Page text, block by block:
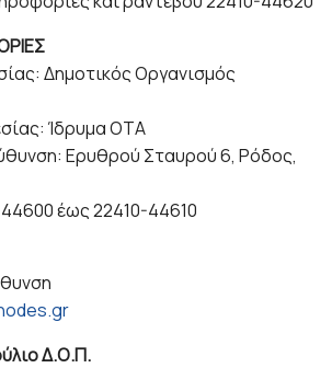
Δημοτικός Οργανισμός
Ίδρυμα ΟΤΑ
Ερυθρού Σταυρού 6, Ρόδος,
έως 22410-44610
Δ.Ο.Π.